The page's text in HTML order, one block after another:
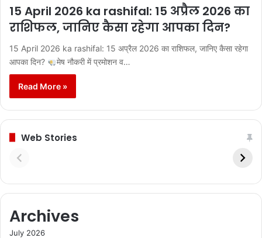
15 April 2026 ka rashifal: 15 अप्रैल 2026 का
राशिफल, जानिए कैसा रहेगा आपका दिन?
15 April 2026 ka rashifal: 15 अप्रैल 2026 का राशिफल, जानिए कैसा रहेगा
आपका दिन?
मेष नौकरी में प्रमोशन व…
Read More »
Web Stories
Archives
July 2026